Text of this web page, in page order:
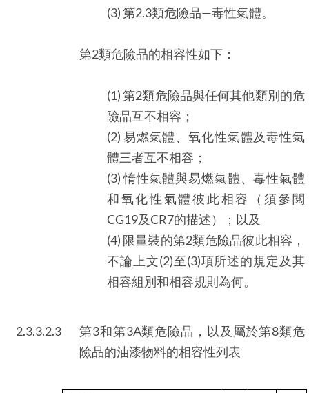
(3) 第2.3類危險品—毒性氣體。
第2類危險品的相容性如下：
(1) 第2類危險品與任何其他類別的危
險品互不相容；
(2) 易燃氣體、氧化性氣體及毒性氣
體三者互不相容；
(3) 惰性氣體與易燃氣體、毒性氣體
和氧化性氣體彼此相容（須參閱
CG19及CR7的描述）；以及
(4) 限量裝的第2類危險品彼此相容，
不論上文(2)至(3)項所述的規定及其
相容組別和相容規則為何。
2.3.3.2.3
第3和第3A類危險品，以及屬於第8類危
險品的油漆物料的相容性列表